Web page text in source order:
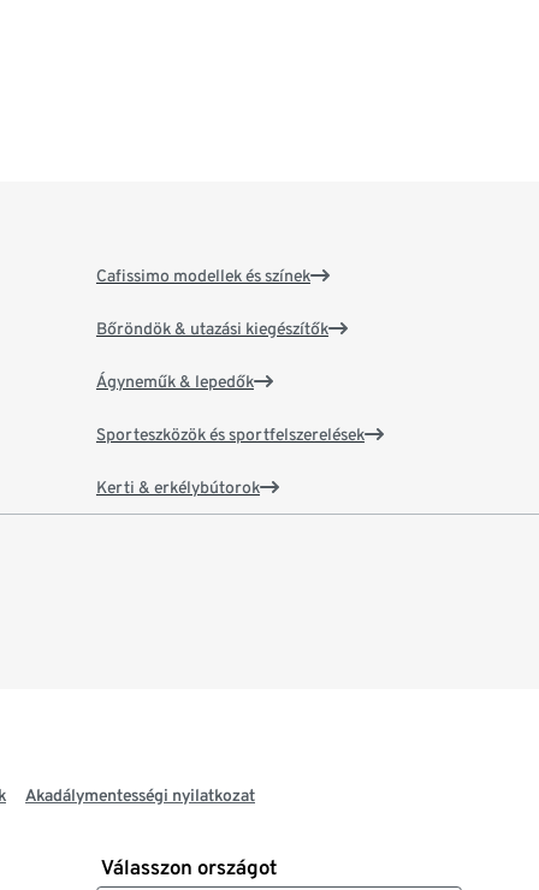
Cafissimo modellek és színek
Bőröndök & utazási kiegészítők
Ágyneműk & lepedők
Sporteszközök és sportfelszerelések
Kerti & erkélybútorok
Akadálymentességi nyilatkozat
Válasszon országot